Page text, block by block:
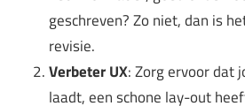
geschreven? Zo niet, dan is
revisie.
Verbeter UX: Zorg ervoor dat
laadt, een schone lay-out